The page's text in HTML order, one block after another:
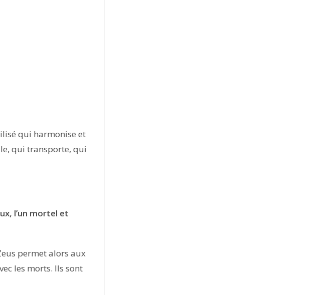
qui harmonise et
qui transporte, qui
l’un mortel et
permet alors aux
les morts. Ils sont